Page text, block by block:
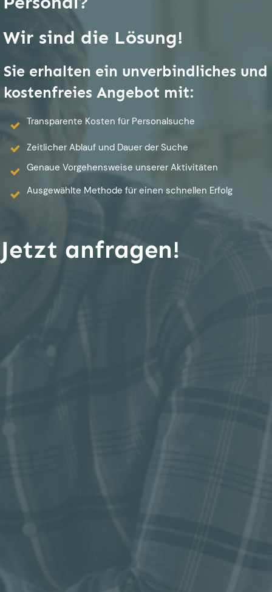
Wir sind die Lösung!
Sie erhalten ein unverbindliches und
kostenfreies Angebot mit:
Transparente Kosten für Personalsuche
Zeitlicher Ablauf und Dauer der Suche
Genaue Vorgehensweise unserer Aktivitäten
Ausgewählte Methode für einen schnellen Erfolg
Jetzt anfragen!